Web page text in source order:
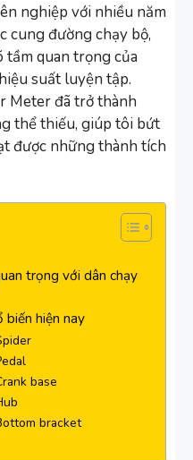
nghiệp với nhiều năm
cung đường chạy bộ,
quan trọng của
suất luyện tập.
Meter đã trở thành
thể thiếu, giúp tôi bứt
được những thành tích
trọng với dân chạy
hiện nay
base
bracket